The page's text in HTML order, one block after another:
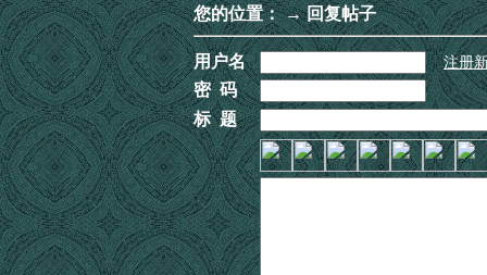
您的位置：→ 回复帖子
用户名 注册
密 码
标 题